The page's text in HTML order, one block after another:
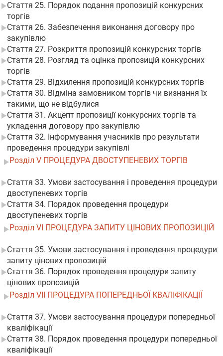
Стаття 25. Порядок подання пропозицій конкурсних
торгів
Стаття 26. Забезпечення виконання договору про
закупівлю
Стаття 27. Розкриття пропозицій конкурсних торгів
Стаття 28. Розгляд та оцінка пропозицій конкурсних
торгів
Стаття 29. Відхилення пропозицій конкурсних торгів
Стаття 30. Відміна замовником торгів чи визнання їх
такими, що не відбулися
Стаття 31. Акцепт пропозиції конкурсних торгів та
укладення договору про закупівлю
Стаття 32. Інформування учасників про результати
проведення процедури закупівлі
Розділ V ПРОЦЕДУРА ДВОСТУПЕНЕВИХ ТОРГІВ
Стаття 33. Умови застосування і проведення процедури
двоступеневих торгів
Стаття 34. Порядок проведення процедури
двоступеневих торгів
Розділ VI ПРОЦЕДУРА ЗАПИТУ ЦІНОВИХ ПРОПОЗИЦІЙ
Стаття 35. Умови застосування і проведення процедури
запиту цінових пропозицій
Стаття 36. Порядок проведення процедури запиту
цінових пропозицій
Розділ VII ПРОЦЕДУРА ПОПЕРЕДНЬОЇ КВАЛІФІКАЦІЇ
Стаття 37. Умови застосування процедури попередньої
кваліфікації
Стаття 38. Порядок проведення процедури попередньої
кваліфікації